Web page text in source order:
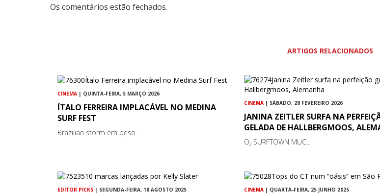
Os comentários estão fechados.
ARTIGOS RELACIONADOS
CINEMA | QUINTA-FEIRA, 5 MARÇO 2026
ÍTALO FERREIRA IMPLACÁVEL NO MEDINA
SURF FEST
Brazilian storm em peso...
CINEMA | SÁBADO, 28 FEVEREIRO 2026
JANINA ZEITLER SURFA NA
GELADA DE HALLBERGMOOS,
O₂ SURFTOWN MUC...
EDITOR PICKS | SEGUNDA-FEIRA, 18 AGOSTO 2025 CINEMA | QUARTA-FEIRA, 25 JUNHO 2025